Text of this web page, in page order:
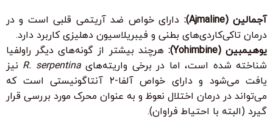
آجمالین (Ajmaline):
دارای خواص ضد آریتمی قلبی است و در
درمان تاکی‌کاردی‌های بطنی و فیبریلاسیون دهلیزی کاربرد دارد.
یوهیمبین (Yohimbine):
هرچند بیشتر از گونه‌های دیگر راولفیا
شناخته شده است، اما در برخی واریته‌هایR. serpentina نیز
یافت می‌شود و دارای خواص آلفا-۲ آنتاگونیستی است که
می‌تواند در درمان اختلال نعوظ و به عنوان محرک مورد بررسی قرار
گیرد (البته با احتیاط فراوان).